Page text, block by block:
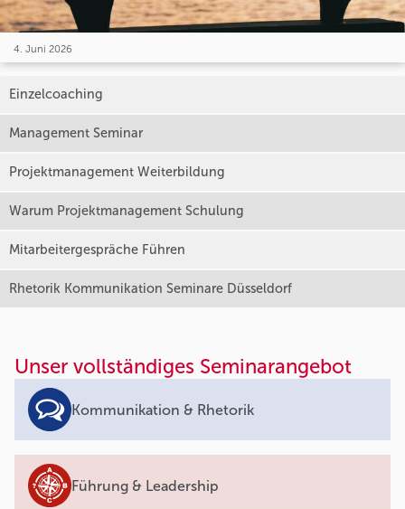
4. Juni 2026
Einzelcoaching
Management Seminar
Projektmanagement Weiterbildung
Warum Projektmanagement Schulung
Mitarbeitergespräche Führen
Rhetorik Kommunikation Seminare Düsseldorf
Unser vollständiges Seminarangebot
Kommunikation & Rhetorik
Führung & Leadership